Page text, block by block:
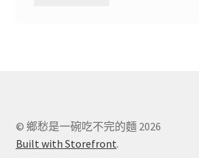
© 鄉愁是一碗吃不完的麵 2026
Built with Storefront.